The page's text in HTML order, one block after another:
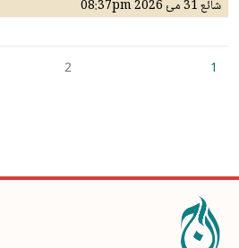
شائع31 مئ 2026 08:37pm
1
2